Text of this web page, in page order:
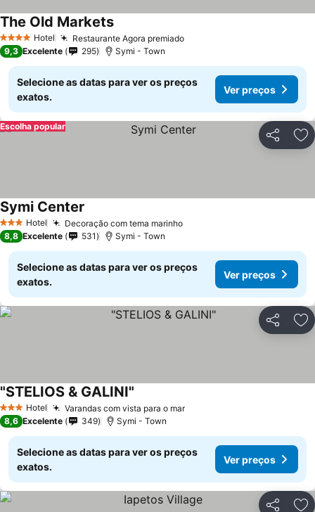
4 EstrelasHotel Restaurante Agora premiado
The Old Markets
9,3 Excelente 295 Symi - Town
Selecione as datas para ver os preços
exatos.
Ver preços
Partilhar
Escolha popular
3 EstrelasHotel Decoração com tema marinho
Symi Center
8,8 Excelente 531 Symi - Town
Selecione as datas para ver os preços
exatos.
Ver preços
Partilhar
3 EstrelasHotel Varandas com vista para o mar
"STELIOS & GALINI"
8,6 Excelente 349 Symi - Town
Selecione as datas para ver os preços
exatos.
Ver preços